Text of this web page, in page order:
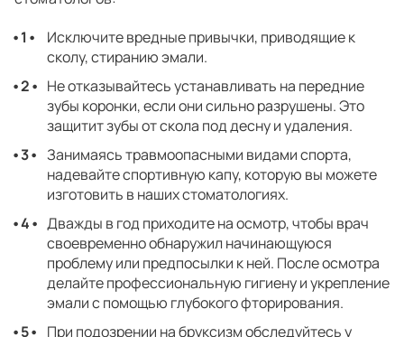
Исключите вредные привычки, приводящие к
сколу, стиранию эмали.
Не отказывайтесь устанавливать на передние
зубы коронки, если они сильно разрушены. Это
защитит зубы от скола под десну и удаления.
Занимаясь травмоопасными видами спорта,
надевайте спортивную капу, которую вы можете
изготовить в наших стоматологиях.
Дважды в год приходите на осмотр, чтобы врач
своевременно обнаружил начинающуюся
проблему или предпосылки к ней. После осмотра
делайте профессиональную гигиену и укрепление
эмали с помощью глубокого фторирования.
При подозрении на бруксизм обследуйтесь у